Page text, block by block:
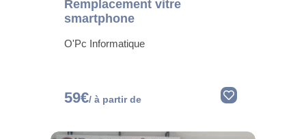
Remplacement vitre
smartphone
O'Pc Informatique
59€/ à partir de